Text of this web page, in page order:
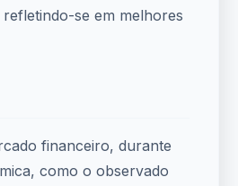
se em melhores
financeiro, durante
como o observado